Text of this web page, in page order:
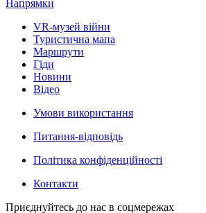
Напрямки
VR-музей війни
Туристична мапа
Маршрути
Гіди
Новини
Відео
Умови використання
Питання-відповідь
Політика конфіденційності
Контакти
Приєднуйтесь до нас в соцмережах